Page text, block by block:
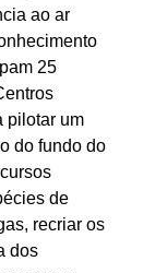
ao ar
25
pilotar um
do fundo do
de
recriar os
dos